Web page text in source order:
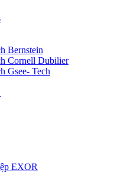
Bernstein
Cornell Dubilier
Gsee- Tech
EXOR